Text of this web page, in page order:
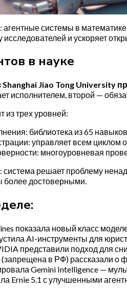
: агентные системы в
исследователей и ускоряет
в науке
Jiao Tong University
исполнителем, второй —
из трех уровней:
библиотека из 65
управляет всем циклом
многоуровневая
: система решает проблему
более достоверными.
показала новый класс
AI-инструменты для
представили подход для
в РФ) рассказали о
Gemini Intelligence —
Ernie 5.1 с улучшенными